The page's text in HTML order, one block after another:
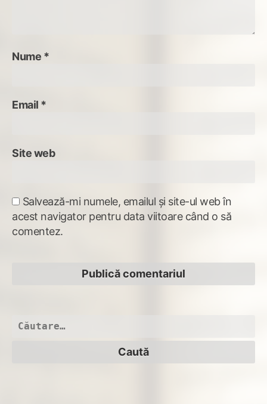
Nume *
Email *
Site web
Salvează-mi numele, emailul și site-ul web în
acest navigator pentru data viitoare când o să
comentez.
Caută